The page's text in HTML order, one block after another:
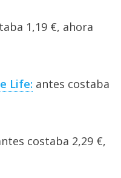
1,19 €, ahora
Life: antes costaba
costaba 2,29 €,